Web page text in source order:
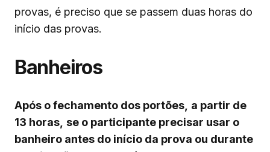
provas, é preciso que se passem duas horas do
início das provas.
Banheiros
Após o fechamento dos portões, a partir de
13 horas, se o participante precisar usar o
banheiro antes do início da prova ou durante